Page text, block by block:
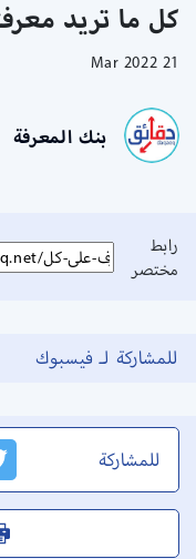
كل ما تريد
21 Mar 2022
بنك المعرفة
رابط
مختصر
للمشاركة لـ فيسبوك
للمشاركة